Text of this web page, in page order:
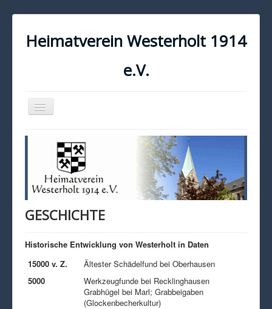
Heimatverein Westerholt 1914
e.V.
Navigation
an/aus
KONTAKT
IMPRESSUM
DATENSCHUTZ
GESCHICHTE
Historische Entwicklung von Westerholt in Daten
15000 v. Z.
Ältester Schädelfund bei Oberhausen
5000
Werkzeugfunde bei Recklinghausen
Grabhügel bei Marl; Grabbeigaben
(Glockenbecherkultur)